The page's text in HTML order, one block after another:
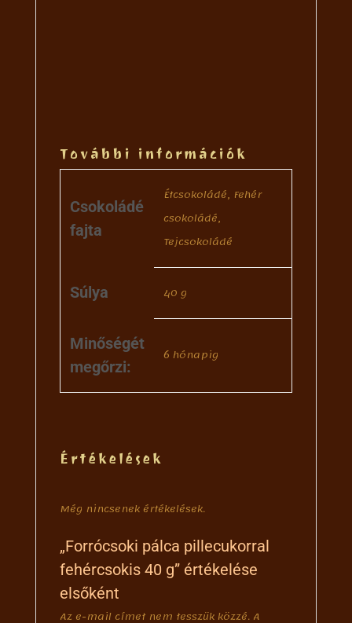
További információk
Csokoládé
fajta
Étcsokoládé, Fehér
csokoládé,
Tejcsokoládé
Súlya 40 g
Minőségét
megőrzi:
6 hónapig
Értékelések
Még nincsenek értékelések.
„Forrócsoki pálca pillecukorral
fehércsokis 40 g” értékelése
elsőként
Az e-mail címet nem tesszük közzé. A